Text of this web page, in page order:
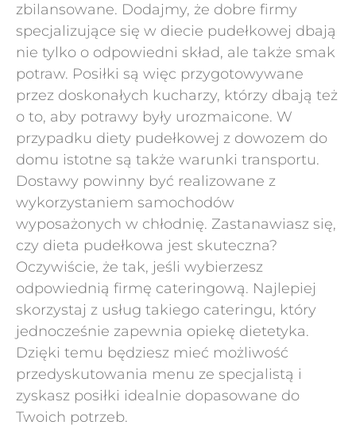
zbilansowane. Dodajmy, że dobre firmy
specjalizujące się w diecie pudełkowej dbają
nie tylko o odpowiedni skład, ale także smak
potraw. Posiłki są więc przygotowywane
przez doskonałych kucharzy, którzy dbają też
o to, aby potrawy były urozmaicone. W
przypadku diety pudełkowej z dowozem do
domu istotne są także warunki transportu.
Dostawy powinny być realizowane z
wykorzystaniem samochodów
wyposażonych w chłodnię. Zastanawiasz się,
czy dieta pudełkowa jest skuteczna?
Oczywiście, że tak, jeśli wybierzesz
odpowiednią firmę cateringową. Najlepiej
skorzystaj z usług takiego cateringu, który
jednocześnie zapewnia opiekę dietetyka.
Dzięki temu będziesz mieć możliwość
przedyskutowania menu ze specjalistą i
zyskasz posiłki idealnie dopasowane do
Twoich potrzeb.